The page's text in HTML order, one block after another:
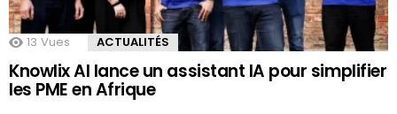
13 Vues ACTUALITÉS
Knowlix AI lance un assistant IA pour simplifier
les PME en Afrique